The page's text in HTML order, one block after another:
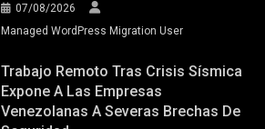
07/08/2026
Managed WordPress Migration User
Trabajo Remoto Tras Crisis Sísmica
Expone A Las Empresas
Venezolanas A Severas Brechas De